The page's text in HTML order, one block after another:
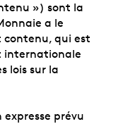
») sont la
a le
qui est
internationale
lois sur la
prévu